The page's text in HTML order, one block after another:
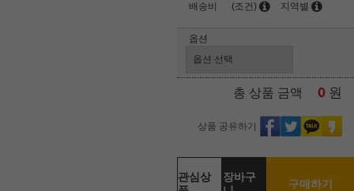
배송비
(조건) 지역별
옵션
총 상품 금액 0 원
상품 공유하기
관심상
장바구
구매하기